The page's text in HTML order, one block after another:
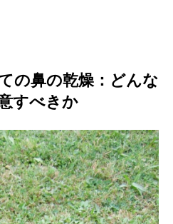
の鼻の乾燥：どんな
すべきか